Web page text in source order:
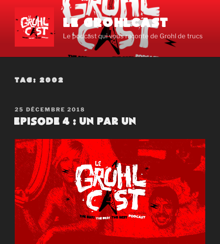
contenu
principal
LE GROHLCAST
Le podcast qui vous raconte de Grohl de trucs
TAG: 2002
PUBLIÉ
LE
25 DÉCEMBRE 2018
Episode 4 : Un par un